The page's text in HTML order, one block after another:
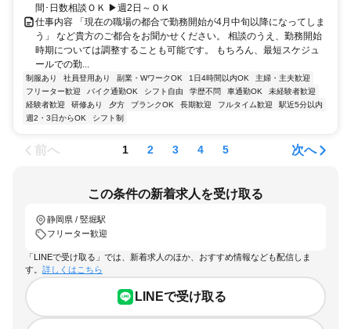
間･日数相談ＯＫ ▶週2日～ＯＫ
仕事内容 「現在の職場の都合で勤務開始が4月中旬以降になってしま
う」 など貴方のご都合をお聞かせください。 相談のうえ、勤務開始
時期については調整することも可能です。 もちろん、最短スケジュ
ールでの勤...
制服あり 社員登用あり 副業・WワークOK 1日4時間以内OK
主婦・主夫歓迎
フリーター歓迎
バイク通勤OK シフト自由 学歴不問 車通勤OK
未経験者歓迎
経験者歓迎
研修あり 夕方 ブランクOK 長期歓迎 フルタイム歓迎
駅近5分以内
週2・3日からOK
シフト制
前へ 1 2 3 4 5 次へ
この条件の新着求人を受け取る
静岡県 / 竪堀駅
フリーター歓迎
「LINEで受け取る」では、新着求人のほか、おすすめ情報なども配信しま
す。 詳しくはこちら
LINEで受け取る